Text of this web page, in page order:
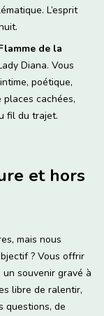
L’esprit
de la
Diana. Vous
poétique,
cachées,
fil du trajet.
et hors
mais nous
? Vous offrir
souvenir gravé à
libre de ralentir,
questions, de